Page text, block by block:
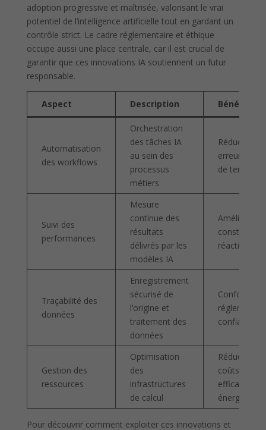
adoption progressive et maîtrisée, valorisant le vrai
potentiel de l’intelligence artificielle tout en gardant un
contrôle strict. Le cadre réglementaire et éthique
occupe aussi une place centrale, car il est crucial de
garantir que ces innovations IA soutiennent un futur
responsable.
Aspect Description Bénéfices
Automatisation
des workflows
Orchestration
des tâches IA
au sein des
processus
métiers
Réduction
erreurs, gain
de temps
Suivi des
performances
Mesure
continue des
résultats
délivrés par les
modèles IA
constante,
réactivité
Traçabilité des
données
Enregistrement
sécurisé de
l’origine et
traitement des
données
Conformité
confiance
Gestion des
ressources
Optimisation
des
infrastructures
de calcul
Réduction
coûts,
efficacité
énergétique
Pour découvrir comment exploiter ces innovations et